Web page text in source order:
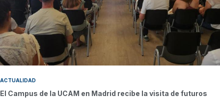
ACTUALIDAD
El Campus de la UCAM en Madrid recibe la visita de futuros